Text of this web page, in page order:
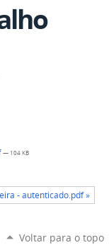
— 104 KB
- autenticado.pdf »
Voltar para o topo